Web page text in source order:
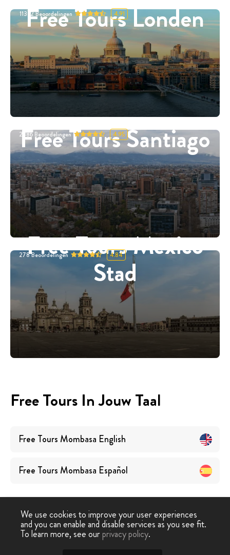
Free Tours Londen
11332Beoordelingen 4.91
Free Tours Santiago
2886 Beoordelingen 4.95
Free Tours Mexico
Stad
278Beoordelingen 4.84
Free Tours In Jouw Taal
Free Tours Mombasa English
Free Tours Mombasa Español
Free Walking Tour › Mombasa
We use cookies to improve your user experiences
and you can enable and disable services as you see fit.
To learn more, see ourprivacy policy.